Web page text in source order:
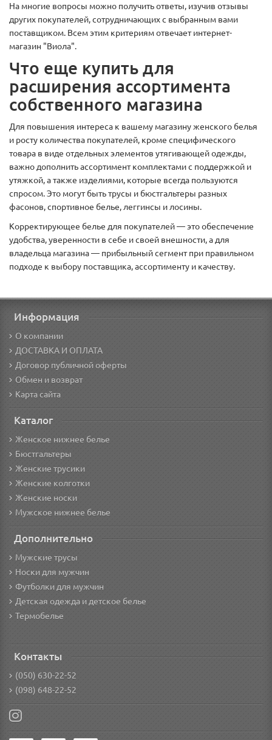
На многие вопросы можно получить ответы, изучив отзывы
других покупателей, сотрудничающих с выбранным вами
поставщиком. Всем этим критериям отвечает интернет-
магазин "Виола".
Что еще купить для
расширения ассортимента
собственного магазина
Для повышения интереса к вашему магазину женского белья
и росту количества покупателей, кроме специфического
товара в виде отдельных элементов утягивающей одежды,
важно дополнить ассортимент комплектами с поддержкой и
утяжкой, а также изделиями, которые всегда пользуются
спросом. Это могут быть трусы и бюстгальтеры разных
фасонов, спортивное белье, леггинсы и лосины.
Корректирующее белье для покупателей — это обеспечение
удобства, уверенности в себе и своей внешности, а для
владельца магазина — прибыльный сегмент при правильном
подходе к выбору поставщика, ассортименту и качеству.
Информация
О компании
ДОСТАВКА И ОПЛАТА
Договор публичной оферты
Обмен и возврат
Карта сайта
Каталог
Женское нижнее белье
Бюстгальтеры
Женские трусики
Женские колготки
Женские носки
Мужское нижнее белье
Дополнительно
Мужские трусы
Носки для мужчин
Футболки для мужчин
Детская одежда и детское белье
Термобелье
Контакты
(050) 630-22-52
(098) 648-22-52